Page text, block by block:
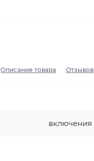
Описание товара Отзывов
включения